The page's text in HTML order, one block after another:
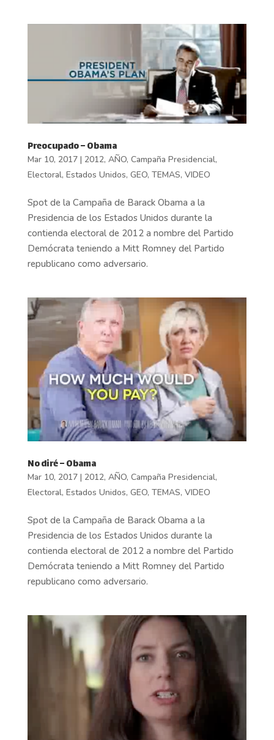
Preocupado – Obama
Mar 10, 2017| 2012, AÑO, Campaña Presidencial,
Electoral, Estados Unidos, GEO, TEMAS, VIDEO
Spot de la Campaña de Barack Obama a la
Presidencia de los Estados Unidos durante la
contienda electoral de 2012 a nombre del Partido
Demócrata teniendo a Mitt Romney del Partido
republicano como adversario.
No diré – Obama
Mar 10, 2017| 2012, AÑO, Campaña Presidencial,
Electoral, Estados Unidos, GEO, TEMAS, VIDEO
Spot de la Campaña de Barack Obama a la
Presidencia de los Estados Unidos durante la
contienda electoral de 2012 a nombre del Partido
Demócrata teniendo a Mitt Romney del Partido
republicano como adversario.